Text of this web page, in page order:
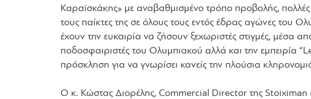
Καραϊσκάκης» με αναβαθμισμένο τρόπο προβολής, πολλές
τους παίκτες της σε όλους τους εντός έδρας αγώνες του
έχουν την ευκαιρία να ζήσουν ξεχωριστές στιγμές, μέσα
ποδοσφαιριστές του Ολυμπιακού αλλά και την εμπειρία
πρόσκληση για να γνωρίσει κανείς την πλούσια
Ο κ. Κώστας Διορέλης, Commercial Director της Stoiximan